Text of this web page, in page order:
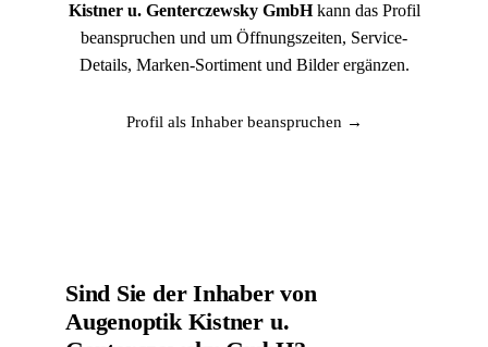
Kistner u. Genterczewsky GmbHkann das Profil
beanspruchen und um Öffnungszeiten, Service-
Details, Marken-Sortiment und Bilder ergänzen.
Profil als Inhaber beanspruchen →
Sind Sie der Inhaber von
Augenoptik Kistner u.